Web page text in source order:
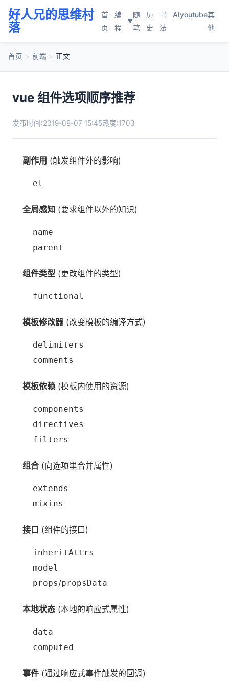
好人兄的思维村
落
首
页
编
程
▼
随
笔
历
史
书
法
AIyoutube其
他
首页 > 前端 > 正文
vue 组件选项顺序推荐
发布时间:2019-08-07 15:45热度:1703
副作用 (触发组件外的影响)
el
全局感知 (要求组件以外的知识)
name
parent
组件类型 (更改组件的类型)
functional
模板修改器(改变模板的编译方式)
delimiters
comments
模板依赖 (模板内使用的资源)
components
directives
filters
组合 (向选项里合并属性)
extends
mixins
接口 (组件的接口)
inheritAttrs
model
props/propsData
本地状态 (本地的响应式属性)
data
computed
事件 (通过响应式事件触发的回调)